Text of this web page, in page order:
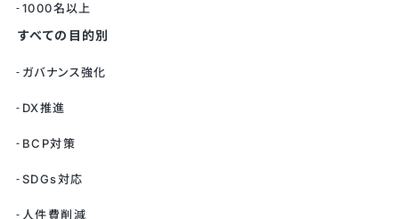
1000名以上
すべての目的別
ガバナンス強化
DX推進
BCP対策
SDGs対応
人件費削減